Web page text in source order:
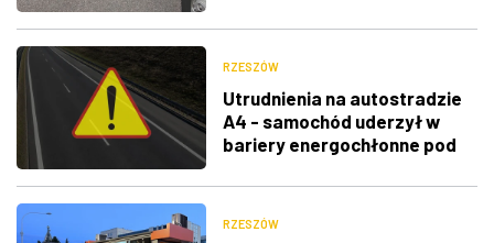
RZESZÓW
Utrudnienia na autostradzie
A4 - samochód uderzył w
bariery energochłonne pod
RZESZÓW